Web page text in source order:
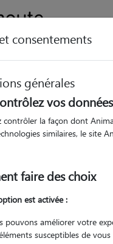
votre
pet sitters
consentements
générales
vos données
contrôler la façon dont
similaires, le site
faire des choix
est activée :
pouvons améliorer votre
susceptibles de vous